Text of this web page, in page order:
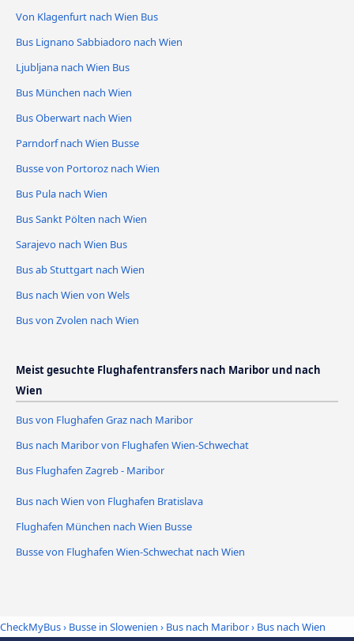
Von Klagenfurt nach Wien Bus
Bus Lignano Sabbiadoro nach Wien
Ljubljana nach Wien Bus
Bus München nach Wien
Bus Oberwart nach Wien
Parndorf nach Wien Busse
Busse von Portoroz nach Wien
Bus Pula nach Wien
Bus Sankt Pölten nach Wien
Sarajevo nach Wien Bus
Bus ab Stuttgart nach Wien
Bus nach Wien von Wels
Bus von Zvolen nach Wien
Meist gesuchte Flughafentransfers nach Maribor und nach
Wien
Bus von Flughafen Graz nach Maribor
Bus nach Maribor von Flughafen Wien-Schwechat
Bus Flughafen Zagreb - Maribor
Bus nach Wien von Flughafen Bratislava
Flughafen München nach Wien Busse
Busse von Flughafen Wien-Schwechat nach Wien
CheckMyBus› Busse in Slowenien › Bus nach Maribor› Bus nach Wien